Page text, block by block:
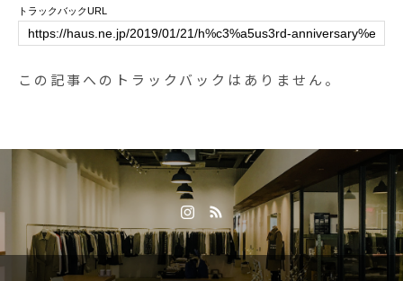
気をつけ下さいませ。SHOP 0852
のみで11:30〜17:00の営業となっ
下さいませ！TABLE HAUS 0852-
61-5888ご予約可能です！ ..#次亜
塩素酸水#リバティシュシュ #殺菌
#ウイルス対策#haus #haus_mats
ue #hausmatsue #松江カフェ #島
根カフェ #松江 #島根 #山陰
など。.ホワイトデーのみならずそ
の他目的のギフトに合う商品をた
ク #ウェリナ#元気が出るギフト#h
aus #haus_matsue #hausmatsue #
松江カフェ #島根カフェ #松江旅
行#島根旅行#松江 #島根 #山陰
トラックバックURL
この記事へのトラックバックはありません。